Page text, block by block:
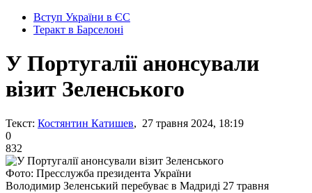
Вступ України в ЄС
Теракт в Барселоні
У Португалії анонсували
візит Зеленського
Текст: Костянтин Катишев, 27 травня 2024, 18:19
0
832
Фото: Пресслужба президента України
Володимир Зеленський перебуває в Мадриді 27 травня